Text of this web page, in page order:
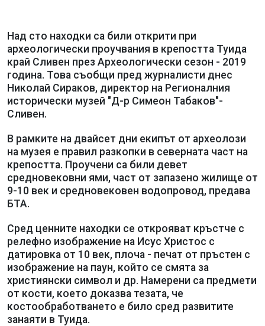
Над сто находки са били открити при
археологически проучвания в крепостта Туида
край Сливен през Археологически сезон - 2019
година. Това съобщи пред журналисти днес
Николай Сираков, директор на Регионалния
исторически музей "Д-р Симеон Табаков"-
Сливен.
В рамките на двайсет дни екипът от археолози
на музея е правил разкопки в северната част на
крепостта. Проучени са били девет
средновековни ями, част от запазено жилище от
9-10 век и средновековен водопровод, предава
БТА.
Сред ценните находки се открояват кръстче с
релефно изображение на Исус Христос с
датировка от 10 век, плоча - печат от пръстен с
изображение на паун, който се смята за
християнски символ и др. Намерени са предмети
от кости, което доказва тезата, че
костообработването е било сред развитите
занаяти в Туида.